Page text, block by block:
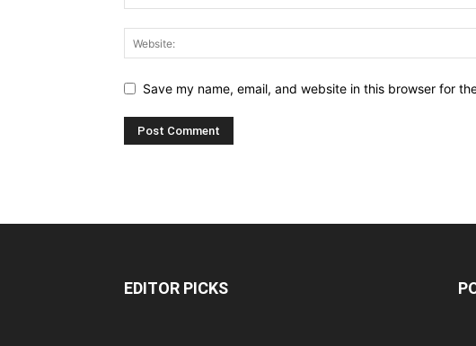
Save my name, email, and website in this browser for
EDITOR PICKS